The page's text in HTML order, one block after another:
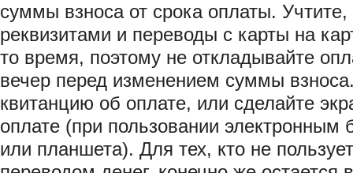
суммы взноса от срока оплаты.
реквизитами и переводы с карты на
то время, поэтому не откладывайте
вечер перед изменением суммы
квитанцию об оплате, или сделайте
оплате (при пользовании электронным
или планшета). Для тех, кто не